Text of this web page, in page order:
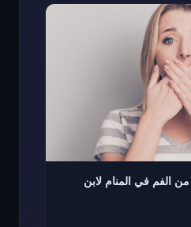
الفم في المنام لابن